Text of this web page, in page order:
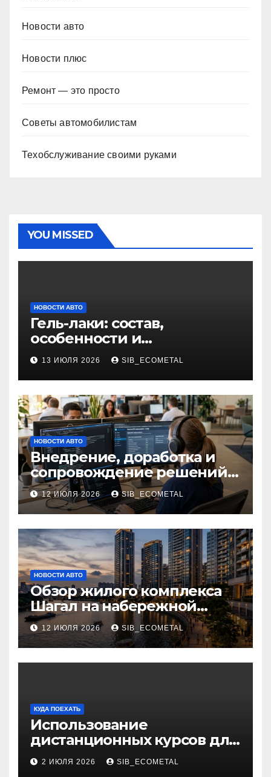
Новости авто
Новости плюс
Ремонт — это просто
Советы автомобилистам
Техобслуживание своими руками
YOU MISSED
НОВОСТИ АВТО
Гель-лаки: состав,
особенности и
применение в маникюре
13 ИЮЛЯ 2026 SIB_ECOMETAL
НОВОСТИ АВТО
Внедрение, доработка и
сопровождение решений
на платформе 1С
12 ИЮЛЯ 2026 SIB_ECOMETAL
НОВОСТИ АВТО
Обзор жилого комплекса
Шагал на набережной
Марка Шагала
12 ИЮЛЯ 2026 SIB_ECOMETAL
КУДА ПОЕХАТЬ
Использование
дистанционных курсов для
изучения актуальных
специальностей
2 ИЮЛЯ 2026 SIB_ECOMETAL